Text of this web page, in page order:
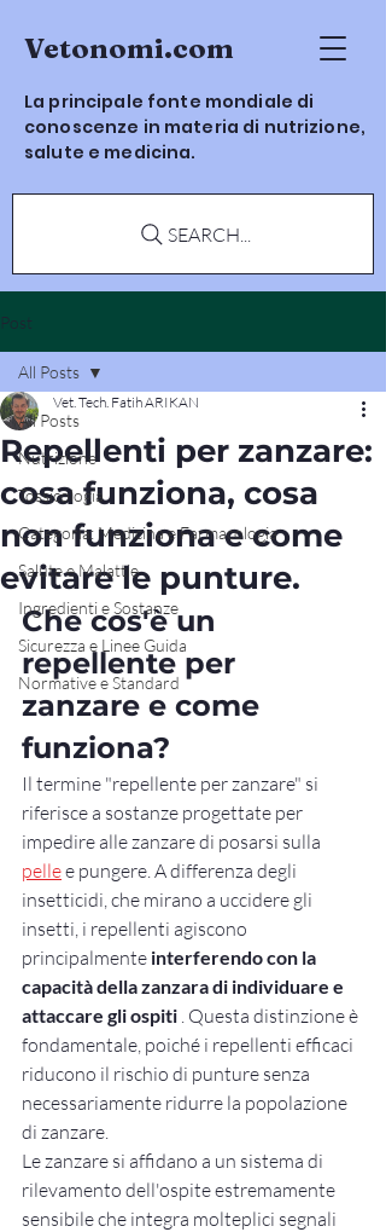
Vetonomi.com
La principale fonte mondiale di
conoscenze in materia di nutrizione,
salute e medicina.
SEARCH...
Post
All Posts
Nutrizione
Tossicologia
Categoria: Medicina e Farmacologia
Salute e Malattie
Ingredienti e Sostanze
Sicurezza e Linee Guida
Normative e Standard
All Posts
Repellenti per zanzare:
cosa funziona, cosa
non funziona e come
evitare le punture.
Vet. Tech. Fatih ARIKAN
Che cos'è un
repellente per
zanzare e come
funziona?
Il termine "repellente per zanzare" si
riferisce a sostanze progettate per
impedire alle zanzare di posarsi sulla
pelle e pungere. A differenza degli
insetticidi, che mirano a uccidere gli
insetti, i repellenti agiscono
principalmente interferendo con la
capacità della zanzara di individuare e
attaccare gli ospiti . Questa distinzione è
fondamentale, poiché i repellenti efficaci
riducono il rischio di punture senza
necessariamente ridurre la popolazione
di zanzare.
Le zanzare si affidano a un sistema di
rilevamento dell'ospite estremamente
sensibile che integra molteplici segnali